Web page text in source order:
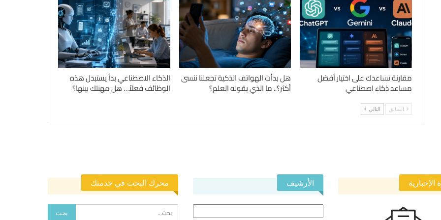
مقارنة تساعدك على اختيار أفضل
مساعد ذكاء اصطناعي
هل بدأت الهواتف الذكية تجعلنا ننسى
أكثر؟.. ما الذي يقوله العلم؟
الذكاء الاصطناعي بدأ يستبدل هذه
الوظائف فعلاً… هل مهنتك بينها؟
السابق التالي
الإخبارية الأرشيف محرك البحث في خدمتك